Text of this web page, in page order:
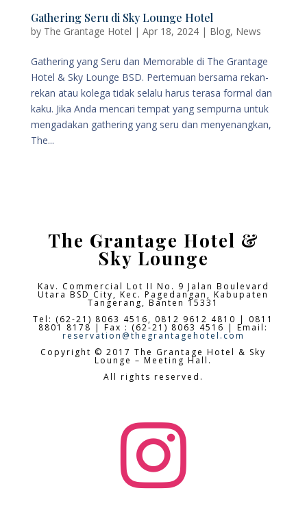
Gathering Seru di Sky Lounge Hotel
by The Grantage Hotel | Apr 18, 2024| Blog, News
Gathering yang Seru dan Memorable di The Grantage
Hotel & Sky Lounge BSD. Pertemuan bersama rekan-
rekan atau kolega tidak selalu harus terasa formal dan
kaku. Jika Anda mencari tempat yang sempurna untuk
mengadakan gathering yang seru dan menyenangkan,
The...
The Grantage Hotel &
Sky Lounge
Kav. Commercial Lot II No. 9 Jalan Boulevard
Utara BSD City,Kec. Pagedangan, Kabupaten
Tangerang, Banten 15331
Tel: (62-21) 8063 4516, 0812 9612 4810 | 0811
8801 8178 | Fax : (62-21) 8063 4516 | Email:
reservation@thegrantagehotel.com
Copyright © 2017 The Grantage Hotel & Sky
Lounge – Meeting Hall.
All rights reserved.
